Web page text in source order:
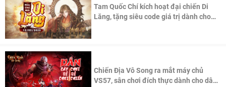
Tam Quốc Chí kích hoạt đại chiến Di
Lăng, tặng siêu code giá trị dành cho
Chiến Địa Vô Song ra mắt máy chủ
VS57, sân chơi đích thực dành cho dân